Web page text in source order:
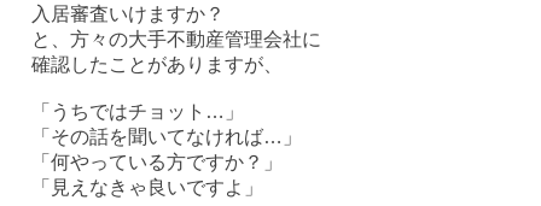
入居審査いけますか？
と、方々の大手不動産管理会社に
確認したことがありますが、
「うちではチョット…」
「その話を聞いてなければ…」
「何やっている方ですか？」
「見えなきゃ良いですよ」